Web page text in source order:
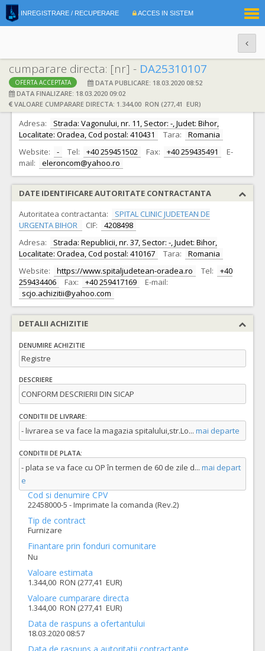
INREGISTRARE / RECUPERARE ACCES IN SISTEM
cumparare directa: [nr] - DA25310107
OFERTA ACCEPTATA
DATA PUBLICARE: 18.03.2020 08:52
DATA FINALIZARE: 18.03.2020 09:02
VALOARE CUMPARARE DIRECTA: 1.344,00 RON (277,41 EUR)
DATE IDENTIFICARE OFERTANT
Ofertant: S.C. ELERON COM S.R.L. CIF: 5590336
Adresa:
Strada: Vagonului, nr. 11, Sector: -, Judet: Bihor,
Localitate: Oradea, Cod postal: 410431
Tara:
Romania
Website:
- Tel: +40 259451502 Fax: +40 259435491
E-
mail:
eleroncom@yahoo.ro
DATE IDENTIFICARE AUTORITATE CONTRACTANTA
Autoritatea contractanta:
SPITAL CLINIC JUDETEAN DE
URGENTA BIHOR
CIF:
4208498
Adresa:
Strada: Republicii, nr. 37, Sector: -, Judet: Bihor,
Localitate: Oradea, Cod postal: 410167
Tara:
Romania
Website:
https://www.spitaljudetean-oradea.ro Tel:
+40
259434406
Fax: +40 259417169
E-mail:
scjo.achizitii@yahoo.com
DETALII ACHIZITIE
DENUMIRE ACHIZITIE
Registre
DESCRIERE
CONFORM DESCRIERII DIN SICAP
CONDITII DE LIVRARE:
- livrarea se va face la magazia spitalului,str.Lo... mai departe
CONDITII DE PLATA:
- plata se va face cu OP în termen de 60 de zile d... mai depart
e
Cod si denumire CPV
22458000-5 - Imprimate la comanda (Rev.2)
Tip de contract
Furnizare
Finantare prin fonduri comunitare
Nu
Valoare estimata
1.344,00 RON (277,41 EUR)
Valoare cumparare directa
1.344,00 RON (277,41 EUR)
Data de raspuns a ofertantului
18.03.2020 08:57
Data de raspuns a autoritatii contractante